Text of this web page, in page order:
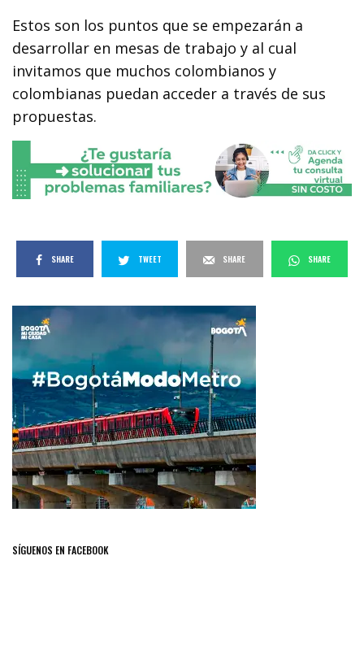
Estos son los puntos que se empezarán a
desarrollar en mesas de trabajo y al cual
invitamos que muchos colombianos y
colombianas puedan acceder a través de sus
propuestas.
SHARE TWEET SHARE SHARE
SÍGUENOS EN FACEBOOK